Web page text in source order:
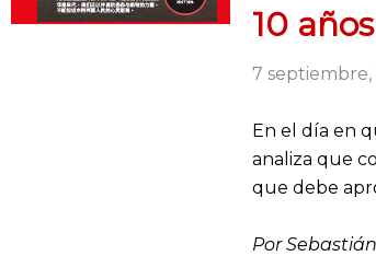
10
7 septiembre,
En el día en
analiza que
que debe
Por